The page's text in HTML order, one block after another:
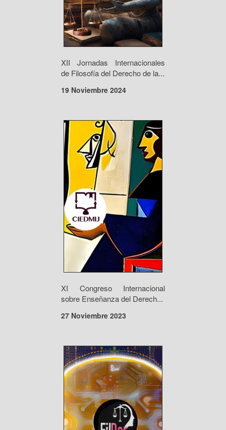
XII Jornadas Internacionales
de Filosofía del Derecho de la...
19 Noviembre 2024
XI Congreso Internacional
sobre Enseñanza del Derech...
27 Noviembre 2023